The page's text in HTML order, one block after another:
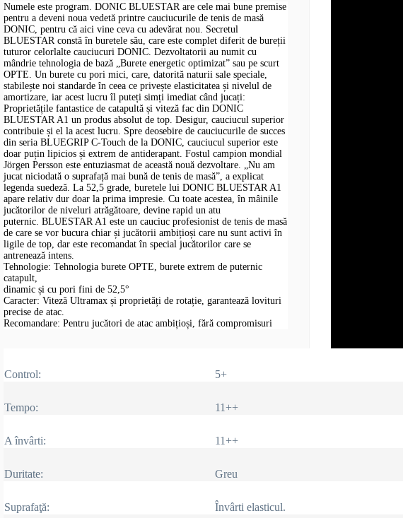
Numele este program. DONIC BLUESTAR are cele mai bune premise
pentru a deveni noua vedetă printre cauciucurile de tenis de masă
DONIC, pentru că aici vine ceva cu adevărat nou. Secretul
BLUESTAR constă în buretele său, care este complet diferit de bureții
tuturor celorlalte cauciucuri DONIC. Dezvoltatorii au numit cu
mândrie tehnologia de bază „Burete energetic optimizat” sau pe scurt
OPTE. Un burete cu pori mici, care, datorită naturii sale speciale,
stabilește noi standarde în ceea ce privește elasticitatea și nivelul de
amortizare, iar acest lucru îl puteți simți imediat când jucați:
Proprietățile fantastice de catapultă și viteză fac din DONIC
BLUESTAR A1 un produs absolut de top. Desigur, cauciucul superior
contribuie și el la acest lucru. Spre deosebire de cauciucurile de succes
din seria BLUEGRIP C-Touch de la DONIC, cauciucul superior este
doar puțin lipicios și extrem de antiderapant. Fostul campion mondial
Jörgen Persson este entuziasmat de această nouă dezvoltare. „Nu am
jucat niciodată o suprafață mai bună de tenis de masă”, a explicat
legenda suedeză. La 52,5 grade, buretele lui DONIC BLUESTAR A1
apare relativ dur doar la prima impresie. Cu toate acestea, în mâinile
jucătorilor de niveluri atrăgătoare, devine rapid un atu
puternic. BLUESTAR A1 este un cauciuc profesionist de tenis de masă
de care se vor bucura chiar și jucătorii ambițioși care nu sunt activi în
ligile de top, dar este recomandat în special jucătorilor care se
antrenează intens.
Tehnologie: Tehnologia burete OPTE, burete extrem de puternic
catapult,
dinamic și cu pori fini de 52,5°
Caracter: Viteză Ultramax și proprietăți de rotație, garantează lovituri
precise de atac.
Recomandare: Pentru jucători de atac ambițioși, fără compromisuri
Control: 5+
Tempo: 11++
A învârti: 11++
Duritate: Greu
Suprafaţă: Învârti elasticul.